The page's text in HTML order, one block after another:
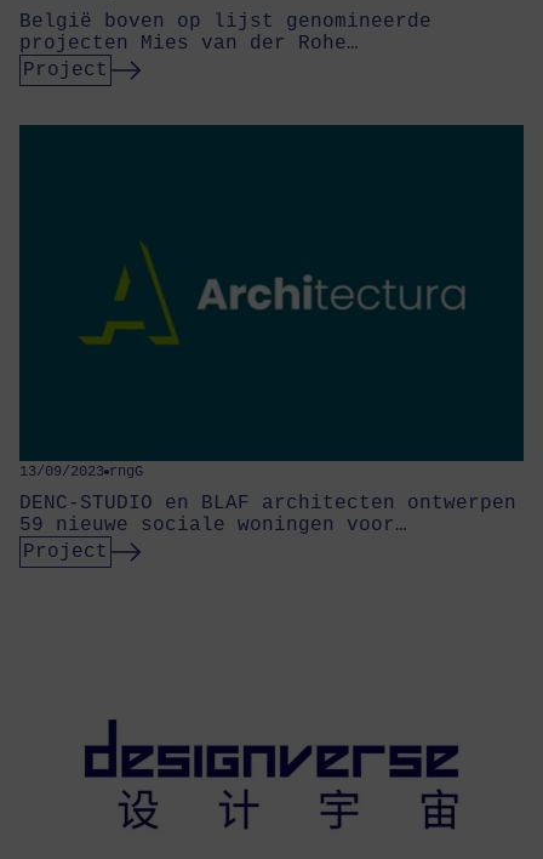
België boven op lijst genomineerde
projecten Mies van der Rohe…
Project
13/09/2023 rngG
DENC-STUDIO en BLAF architecten ontwerpen
59 nieuwe sociale woningen voor…
Project